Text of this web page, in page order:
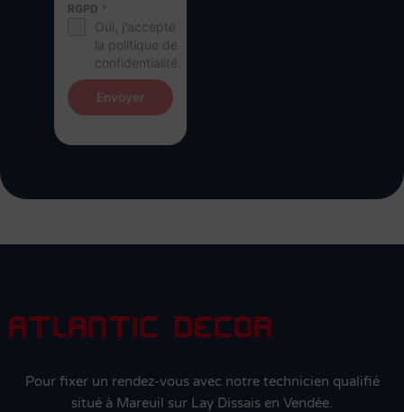
RGPD *
Oui, j'accepte
la politique de
confidentialité.
Envoyer
Pour fixer un rendez-vous avec notre technicien qualifié
situé à Mareuil sur Lay Dissais en Vendée.